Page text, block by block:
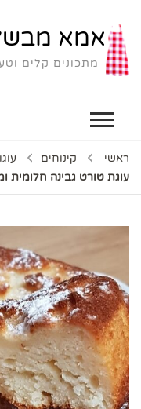
אמא
מתכונים קלים
ראשי קינוחים
עוגת טורט גבינה חלומית